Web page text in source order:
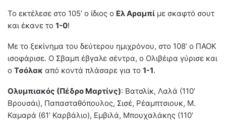
Το εκτέλεσε στο 105’ ο ίδιος ο Ελ Αραμπί με σκαφτό σουτ
και έκανε το 1-0!
Με το ξεκίνημα του δεύτερου ημιχρόνου, στο 108’ ο ΠΑΟΚ
ισοφάρισε. Ο Σβαμπ έβγαλε σέντρα, ο Ολιβέιρα γύρισε και
ο Τσόλακ από κοντά πλάσαρε για το 1-1.
Ολυμπιακός (Πέδρο Μαρτίνς): Βατσλίκ, Λαλά (110’
Βρουσάι), Παπασταθόπουλος, Σισέ, Ρέαμπτσιουκ, Μ.
Καμαρά (61’ Καρβάλιο), Εμβιλά, Μπουχαλάκης (110’